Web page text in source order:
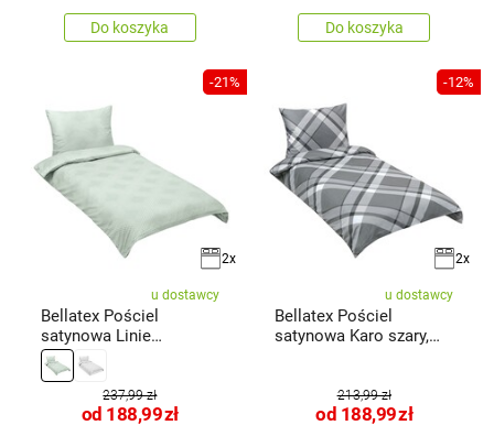
Do koszyka Do koszyka
-21%
2x
u dostawcy
Bellatex Pościel
satynowa Linie
mentolowa, 140 x
237,99 zł
od 188,99zł
-12%
2x
u dostawcy
Bellatex Pościel
satynowa Karo szary,
213,99 zł
od 188,99zł